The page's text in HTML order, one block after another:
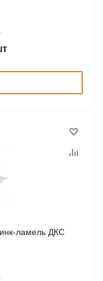
ламель ДКС